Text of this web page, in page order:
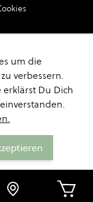
um die
verbessern.
Du Dich